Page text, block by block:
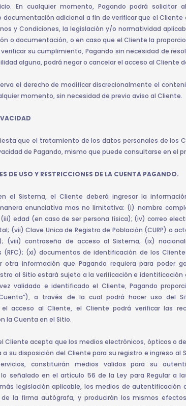
En cualquier momento, Pagando podrá solicitar
documentación adicional a fin de verificar que el
y Condiciones, la legislación y/o normatividad
o documentación, o en caso que el Cliente la
su cumplimiento, Pagando sin necesidad de
alguna, podrá negar o cancelar el acceso al Cliente
el derecho de modificar discrecionalmente el
momento, sin necesidad de previo aviso al Cliente.
que el tratamiento de los datos personales de los
de Pagando, mismo que puede consultarse en el
DE USO Y RESTRICCIONES DE LA CUENTA PAGANDO.
el Sistema, el Cliente deberá ingresar la
enunciativa mas no limitativa: (i) nombre
edad (en caso de ser persona física); (iv) correo
(vii) Clave Unica de Registro de Población (CURP) o
(viii) contraseña de acceso al Sistema; (ix)
(RFC); (xi) documentos de identificación de los
otra información que Pagando requiera para poder
al Sitio estará sujeto a la verificación e
validado e identificado el Cliente, Pagando
a través de la cual podrá hacer uso del
el acceso al Cliente, el Cliente podrá verificar las
la Cuenta en el Sitio.
Cliente acepta que los medios electrónicos, ópticos o
a su disposición del Cliente para su registro e ingreso al
constituirán medios validos para su
señalado en el artículo 56 de la Ley para Regular a
legislación aplicable, los medios de autentificación
la firma autógrafa, y producirán los mismos